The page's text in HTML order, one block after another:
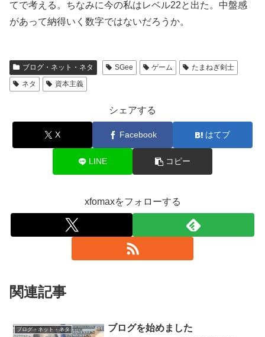
てで考える。ちなみに今の私はレベル22と出た。中盤感
があって納得いく数字ではないだろうか。
ブログ・ネット・ネタ SGee ゲーム
たまねぎ剣士
ネタ
資本主義
シェアする
X Facebook はてブ
LINE コピー
xfomaxをフォローする
関連記事
ブログ・ネット・ネタ ブログを始めました